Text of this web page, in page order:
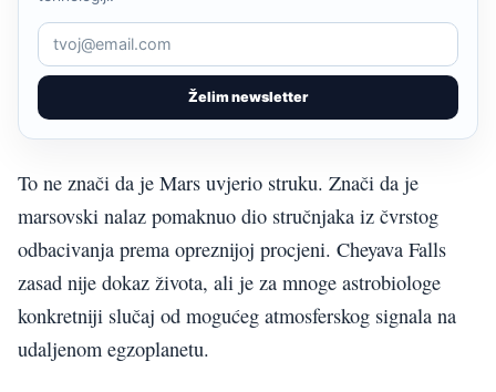
Želim newsletter
To ne znači da je Mars uvjerio struku. Znači da je
marsovski nalaz pomaknuo dio stručnjaka iz čvrstog
odbacivanja prema opreznijoj procjeni. Cheyava Falls
zasad nije dokaz života, ali je za mnoge astrobiologe
konkretniji slučaj od mogućeg atmosferskog signala na
udaljenom egzoplanetu.